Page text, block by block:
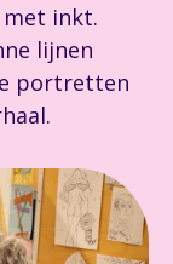
inkt.
lijnen
portretten